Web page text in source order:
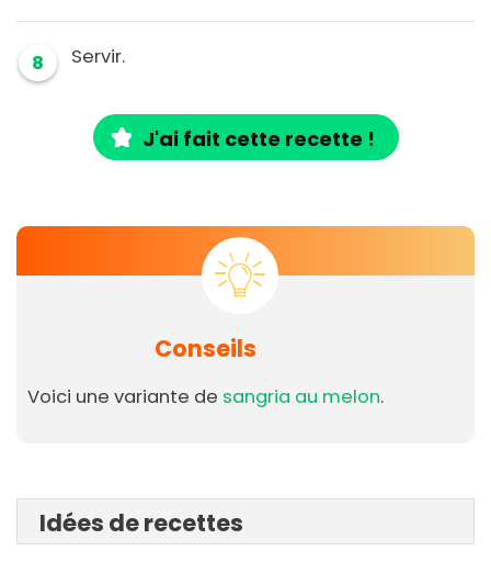
8 Servir.
J'ai fait cette recette !
Conseils
Voici une variante de sangria au melon.
Idées de recettes